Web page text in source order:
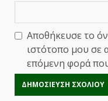
Αποθήκευσε το
ιστότοπο μου σε
επόμενη φορά